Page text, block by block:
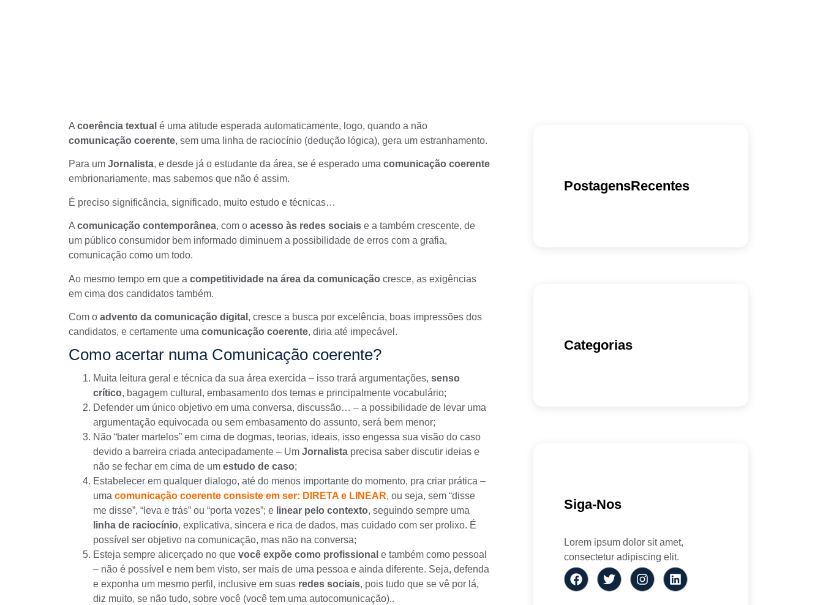
A coerência textual é uma atitude esperada automaticamente, logo, quando a não
comunicação coerente, sem uma linha de raciocínio (dedução lógica), gera um estranhamento.
Para um Jornalista, e desde já o estudante da área, se é esperado uma comunicação coerente
embrionariamente, mas sabemos que não é assim.
É preciso significância, significado, muito estudo e técnicas…
A comunicação contemporânea, com o acesso às redes sociais e a também crescente, de
um público consumidor bem informado diminuem a possibilidade de erros com a grafia,
comunicação como um todo.
Ao mesmo tempo em que a competitividade na área da comunicação cresce, as exigências
em cima dos candidatos também.
Com o advento da comunicação digital , cresce a busca por excelência, boas impressões dos
candidatos, e certamente uma comunicação coerente, diria até impecável.
Como acertar numa Comunicação coerente?
Muita leitura geral e técnica da sua área exercida – isso trará argumentações, senso
crítico, bagagem cultural, embasamento dos temas e principalmente vocabulário;
Defender um único objetivo em uma conversa, discussão… – a possibilidade de levar uma
argumentação equivocada ou sem embasamento do assunto, será bem menor;
Não “bater martelos” em cima de dogmas, teorias, ideais, isso engessa sua visão do caso
devido a barreira criada antecipadamente – Um Jornalista precisa saber discutir ideias e
não se fechar em cima de um estudo de caso;
Estabelecer em qualquer dialogo, até do menos importante do momento, pra criar prática –
uma comunicação coerente consiste em ser: DIRETA e LINEAR, ou seja, sem “disse
me disse”, “leva e trás” ou “porta vozes”; e linear pelo contexto, seguindo sempre uma
linha de raciocínio, explicativa, sincera e rica de dados, mas cuidado com ser prolixo. É
possível ser objetivo na comunicação, mas não na conversa;
Esteja sempre alicerçado no que você expõe como profissional e também como pessoal
– não é possível e nem bem visto, ser mais de uma pessoa e ainda diferente. Seja, defenda
e exponha um mesmo perfil, inclusive em suas redes sociais, pois tudo que se vê por lá,
diz muito, se não tudo, sobre você (você tem uma autocomunicação)..
PostagensRecentes
Categorias
Siga-Nos
Lorem ipsum dolor sit amet,
consectetur adipiscing elit.